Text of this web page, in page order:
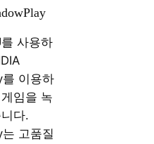
사용하
이용하
임을 녹
다.
고품질